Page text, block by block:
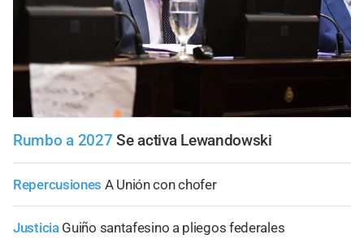
Rumbo a 2027 Se activa Lewandowski
Repercusiones A Unión con chofer
Justicia Guiño santafesino a pliegos federales